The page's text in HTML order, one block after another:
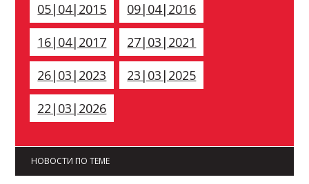
05|04|2015
09|04|2016
16|04|2017
27|03|2021
26|03|2023
23|03|2025
22|03|2026
НОВОСТИ ПО ТЕМЕ